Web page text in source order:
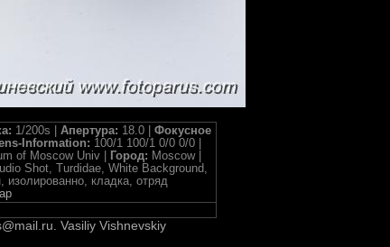
1/200s | Апертура: 18.0 | Фокусное
Information: 100/1 100/1 0/0 0/0 |
of Moscow Univ | Город: Moscow |
Shot, Turdidae, White Background,
кладка, отряд
Vasiliy Vishnevskiy